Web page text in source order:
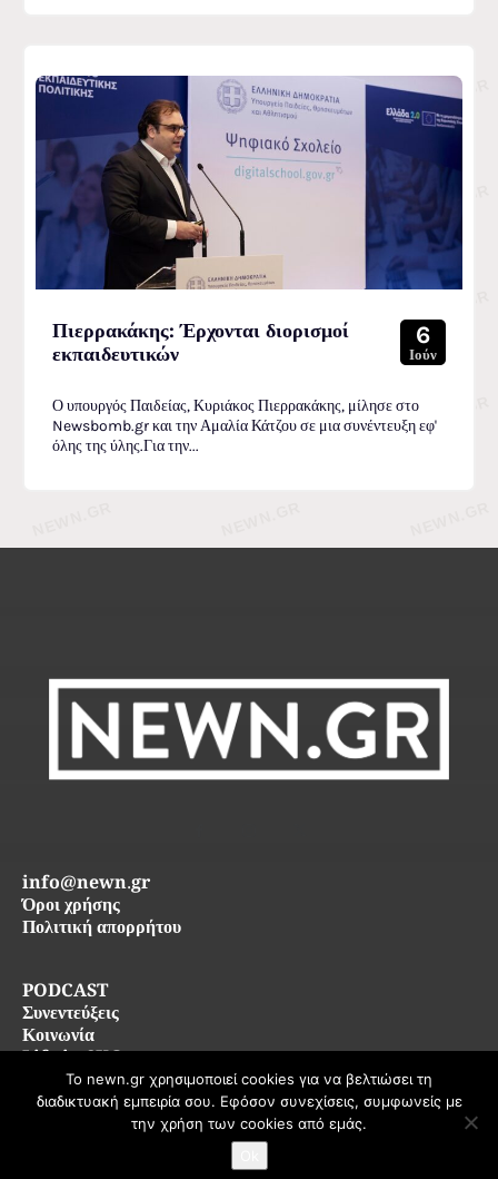
Πιερρακάκης: Έρχονται διορισμοί
εκπαιδευτικών
6
Ιούν
Ο υπουργός Παιδείας, Κυριάκος Πιερρακάκης, μίλησε στο
Newsbomb.gr και την Αμαλία Κάτζου σε μια συνέντευξη εφ'
όλης της ύλης.Για την...
PODCAST
Συνεντεύξεις
Κοινωνία
Life in SKG
info@newn.gr
Όροι χρήσης
Πολιτική απορρήτου
© 2026 newn.gr — Όλα τα δικαιώματα διατηρούνται
Το newn.gr χρησιμοποιεί cookies για να βελτιώσει τη
διαδικτυακή εμπειρία σου. Εφόσον συνεχίσεις, συμφωνείς με
την χρήση των cookies από εμάς.